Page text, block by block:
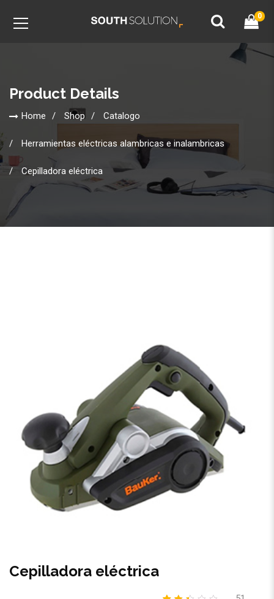
0
Product Details
Home Shop Catalogo
Herramientas eléctricas alambricas e inalambricas
Cepilladora eléctrica
Cepilladora eléctrica